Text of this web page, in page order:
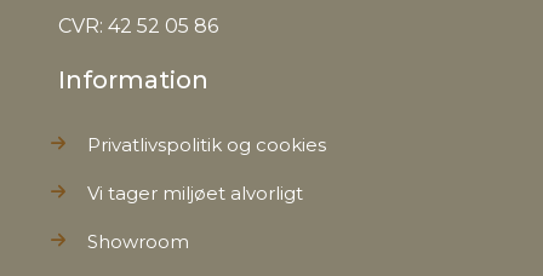
CVR: 42 52 05 86
Information
Privatlivspolitik og cookies
Vi tager miljøet alvorligt
Showroom